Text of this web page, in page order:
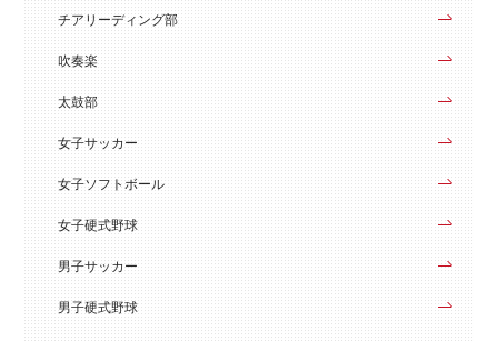
チアリーディング部
吹奏楽
太鼓部
女子サッカー
女子ソフトボール
女子硬式野球
男子サッカー
男子硬式野球